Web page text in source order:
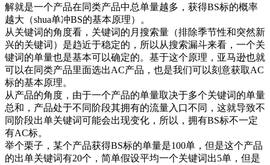
解就是一个产品在同类产品中总单量越多，获得BS标的概率
越大（shua单冲BS的基本原理）。
从关键词的角度看，关键词的月搜索量（排除季节性和突然新
兴的关键词）是趋近于稳定的，所以从搜索漏斗来看，一个关
键词的单量也是基本可以确定的。基于这个原理，亚马逊也就
可以在同类产品里面选出AC产品，也是我们可以刻意获取AC
标的基本原理。
从产品的角度，由于一个产品的单量取决于多个关键词的单量
总和，产品处于不同阶段其拥有的流量入口不同，这就导致不
同阶段出单关键词可能会出现变化，所以，拥有BS标不一定
有AC标。
举个栗子，某个产品获得BS标的单量是100单，但是这个产品
的出单关键词有20个，简单假设平均一个关键词出5单，但是